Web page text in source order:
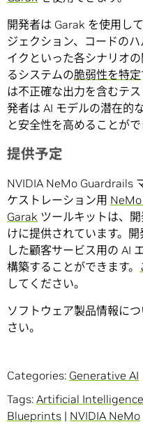
開発者は Garak を使用し
ジェクション、コードの
イクといった各シナリオ
るシステムの脆弱性を特定
は不正確な出力を含むテ
発者は AI モデルの潜在的
と安全性を高めることがで
提供予定
NVIDIA NeMo Guardrails
ケストレーション用
Garak ツールキットは、
けに提供されています。
した顧客サービス用の AI
構築することができます。
してください。
ソフトウェア製品情報に
さい。
Categories: Generative AI
Tags: Artificial Intelligence
Blueprints | NVIDIA NeMo